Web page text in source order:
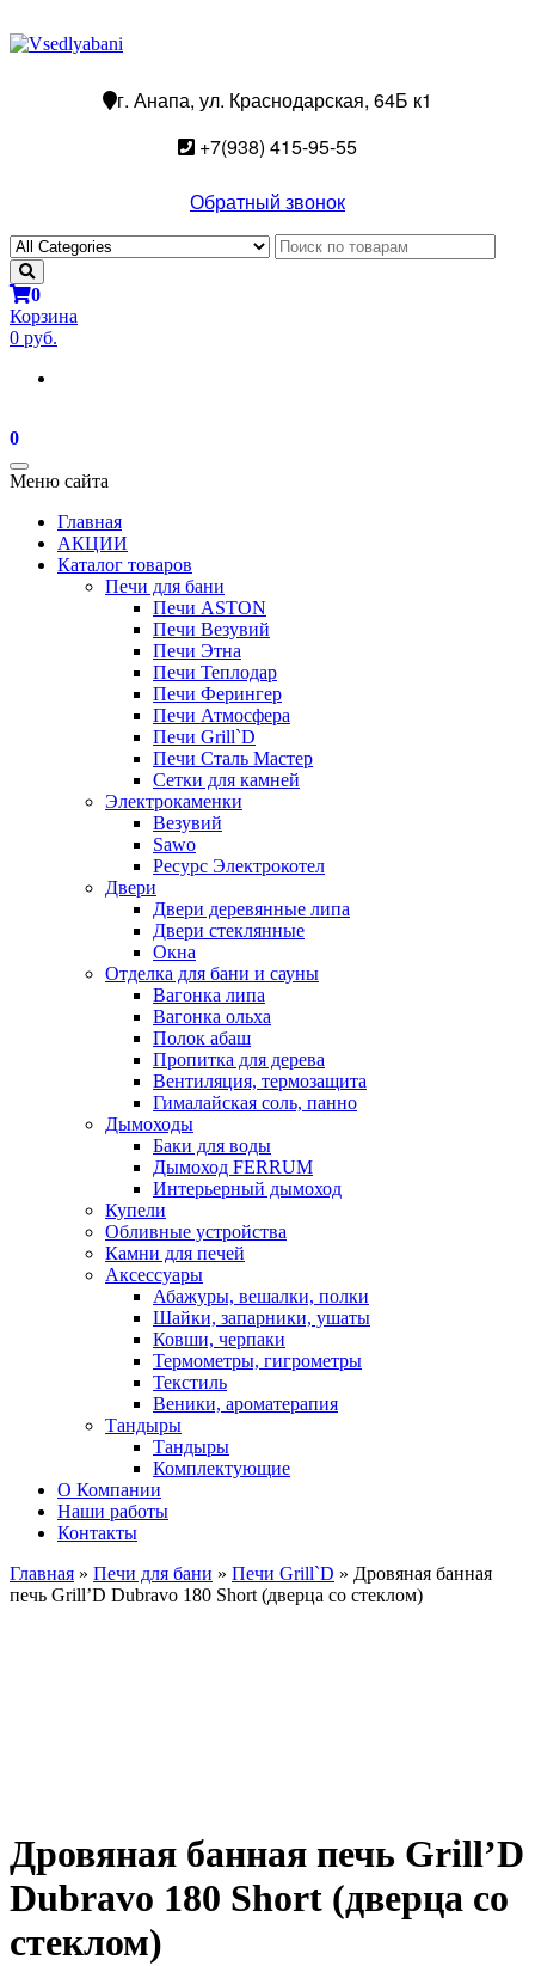
г. Анапа, ул. Краснодарская, 64Б к1
+7(938) 415-95-55
Обратный звонок
0
Корзина
0 руб.
0
Toggle
navigation
Меню сайта
Главная
АКЦИИ
Каталог товаров
Печи для бани
Печи ASTON
Печи Везувий
Печи Этна
Печи Теплодар
Печи Ферингер
Печи Атмосфера
Печи Grill`D
Печи Сталь Мастер
Сетки для камней
Электрокаменки
Везувий
Sawo
Ресурс Электрокотел
Двери
Двери деревянные липа
Двери стеклянные
Окна
Отделка для бани и сауны
Вагонка липа
Вагонка ольха
Полок абаш
Пропитка для дерева
Вентиляция, термозащита
Гималайская соль, панно
Дымоходы
Баки для воды
Дымоход FERRUM
Интерьерный дымоход
Купели
Обливные устройства
Камни для печей
Аксессуары
Абажуры, вешалки, полки
Шайки, запарники, ушаты
Ковши, черпаки
Термометры, гигрометры
Текстиль
Веники, ароматерапия
Тандыры
Тандыры
Комплектующие
О Компании
Наши работы
Контакты
Главная » Печи для бани » Печи Grill`D » Дровяная банная
печь Grill’D Dubravo 180 Short (дверца со стеклом)
Дровяная банная печь Grill’D
Dubravo 180 Short (дверца со
стеклом)